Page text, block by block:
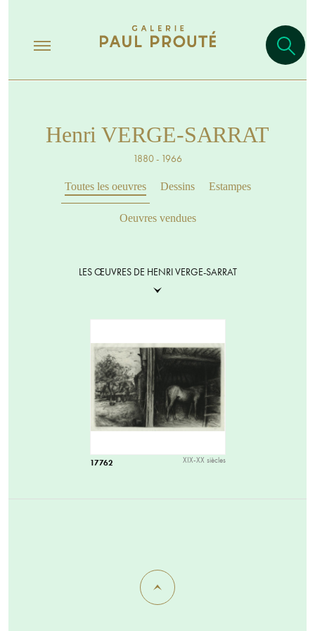
Henri VERGE-SARRAT
1880 - 1966
Toutes les oeuvres Dessins Estampes
Oeuvres vendues
LES ŒUVRES DE HENRI VERGE-SARRAT
17762 XIX-XX siècles